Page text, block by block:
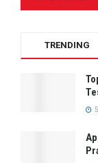
TRENDING